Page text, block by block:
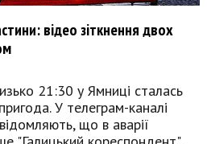
відео зіткнення двох
21:30 у Ямниці сталась
У телеграм-каналі
що в аварії